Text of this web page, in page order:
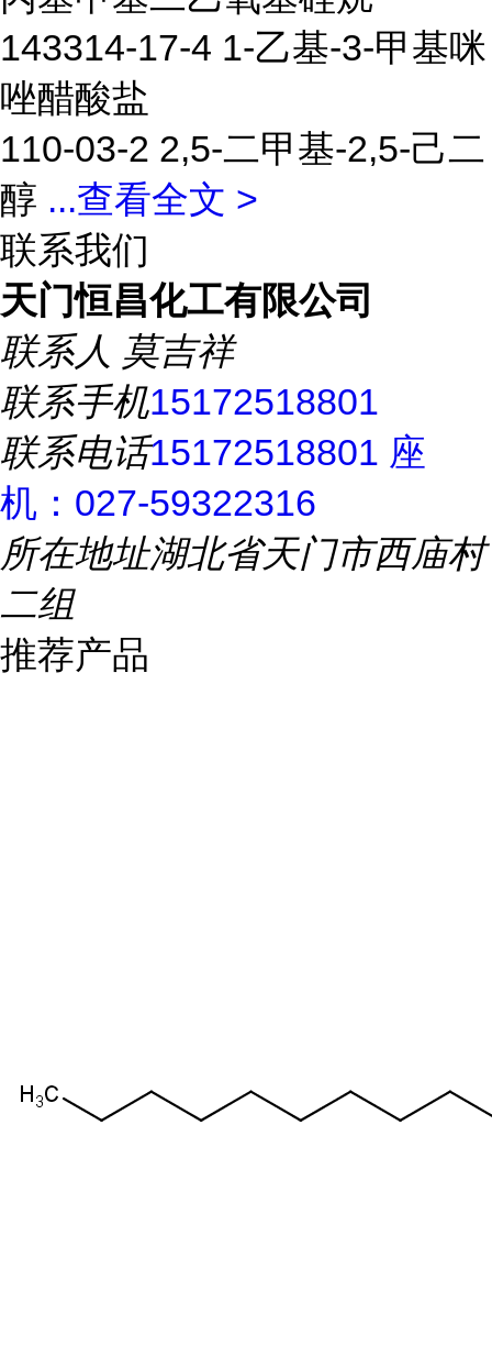
143314-17-4 1-乙基-3-甲基咪
唑醋酸盐
110-03-2 2,5-二甲基-2,5-己二
醇 ...查看全文 >
联系我们
天门恒昌化工有限公司
联系人 莫吉祥
联系手机15172518801
联系电话15172518801 座
机：027-59322316
所在地址湖北省天门市西庙村
二组
推荐产品